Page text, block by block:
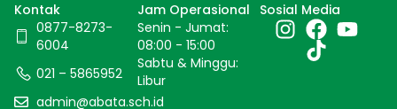
Kontak
0877-8273-
6004
021 – 5865952
admin@abata.sch.id
Jam Operasional
Senin - Jumat:
08:00 - 15:00
Sabtu & Minggu:
Libur
Sosial Media